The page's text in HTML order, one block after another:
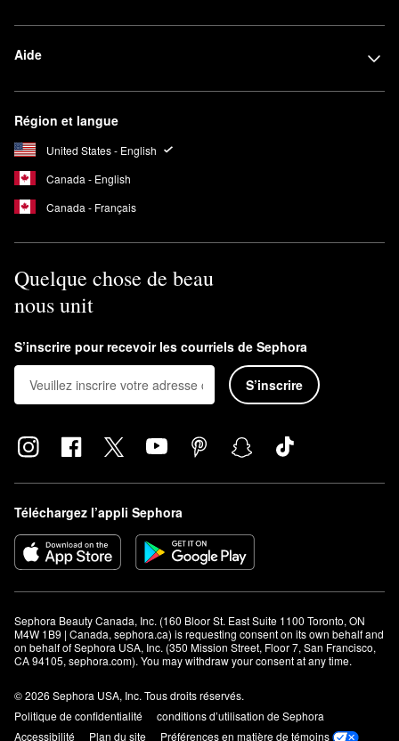
Aide
Région et langue
United States - English
Canada - English
Canada - Français
Quelque chose de beau
nous unit
S’inscrire pour recevoir les courriels de Sephora
S’inscrire
Téléchargez l’appli Sephora
Sephora Beauty Canada, Inc. (160 Bloor St. East Suite 1100 Toronto, ON
M4W 1B9 | Canada, sephora.ca) is requesting consent on its own behalf and
on behalf of Sephora USA, Inc. (350 Mission Street, Floor 7, San Francisco,
CA 94105, sephora.com). You may withdraw your consent at any time.
© 2026 Sephora USA, Inc. Tous droits réservés.
Politique de confidentialité
conditions d’utilisation de Sephora
Accessibilité
Plan du site Préférences en matière de témoins